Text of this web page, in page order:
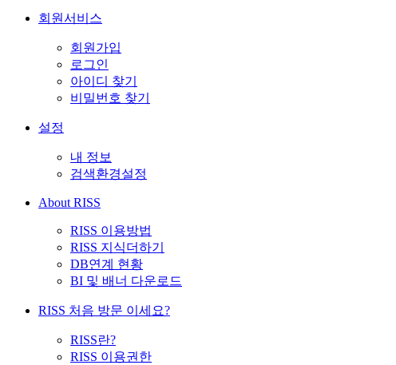
회원서비스
회원가입
로그인
아이디 찾기
비밀번호 찾기
설정
내 정보
검색환경설정
About RISS
RISS 이용방법
RISS 지식더하기
DB연계 현황
BI 및 배너 다운로드
RISS 처음 방문 이세요?
RISS란?
RISS 이용권한